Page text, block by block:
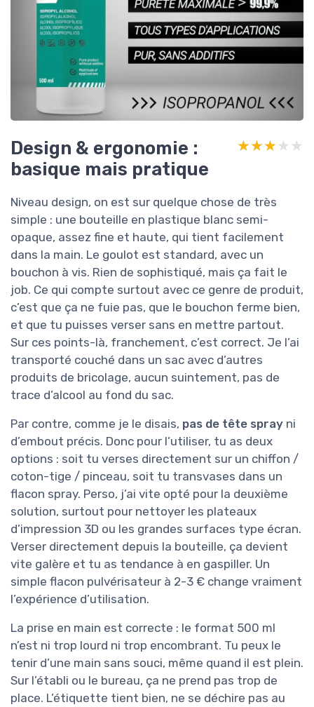
Design & ergonomie :
basique mais pratique
★★★★★
★★★★★
Niveau design, on est sur quelque chose de très
simple : une bouteille en plastique blanc semi-
opaque, assez fine et haute, qui tient facilement
dans la main. Le goulot est standard, avec un
bouchon à vis. Rien de sophistiqué, mais ça fait le
job. Ce qui compte surtout avec ce genre de produit,
c’est que ça ne fuie pas, que le bouchon ferme bien,
et que tu puisses verser sans en mettre partout.
Sur ces points-là, franchement, c’est correct. Je l’ai
transporté couché dans un sac avec d’autres
produits de bricolage, aucun suintement, pas de
trace d’alcool au fond du sac.
Par contre, comme je le disais, pas de tête spray ni
d’embout précis. Donc pour l’utiliser, tu as deux
options : soit tu verses directement sur un chiffon /
coton-tige / pinceau, soit tu transvases dans un
flacon spray. Perso, j’ai vite opté pour la deuxième
solution, surtout pour nettoyer les plateaux
d’impression 3D ou les grandes surfaces type écran.
Verser directement depuis la bouteille, ça devient
vite galère et tu as tendance à en gaspiller. Un
simple flacon pulvérisateur à 2-3 € change vraiment
l’expérience d’utilisation.
La prise en main est correcte : le format 500 ml
n’est ni trop lourd ni trop encombrant. Tu peux le
tenir d’une main sans souci, même quand il est plein.
Sur l’établi ou le bureau, ça ne prend pas trop de
place. L’étiquette tient bien, ne se déchire pas au